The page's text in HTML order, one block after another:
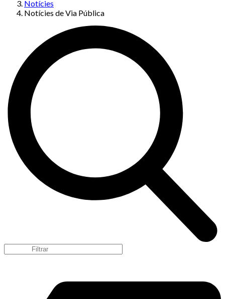
Notícies
Notícies de Via Pública